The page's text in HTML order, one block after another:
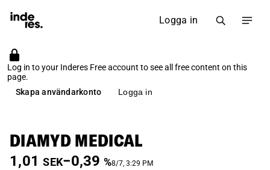
Logga in
Log in to your Inderes Free account to see all free content on this
page.
Skapa användarkonto
Logga in
DIAMYD MEDICAL
1,01 SEK−0,39 %8/7, 3:29 PM